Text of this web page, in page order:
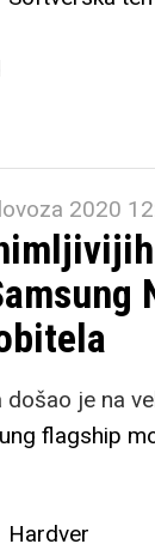
2020
došao je na
flagship
Hardver